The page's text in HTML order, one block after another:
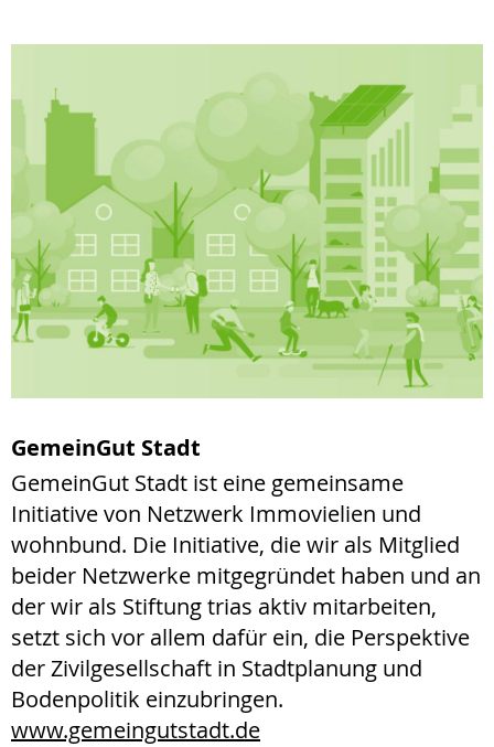
GemeinGut Stadt
GemeinGut Stadt ist eine gemeinsame
Initiative von Netzwerk Immovielien und
wohnbund. Die Initiative, die wir als Mitglied
beider Netzwerke mitgegründet haben und an
der wir als Stiftung trias aktiv mitarbeiten,
setzt sich vor allem dafür ein, die Perspektive
der Zivilgesellschaft in Stadtplanung und
Bodenpolitik einzubringen.
www.gemeingutstadt.de